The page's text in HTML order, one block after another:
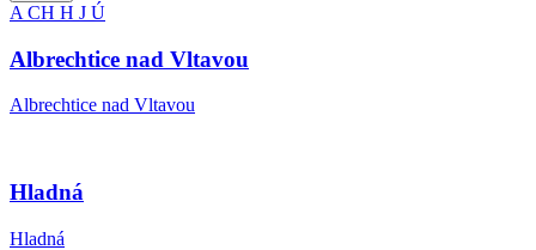
A CH H J Ú
Albrechtice nad Vltavou
Albrechtice nad Vltavou
Hladná
Hladná